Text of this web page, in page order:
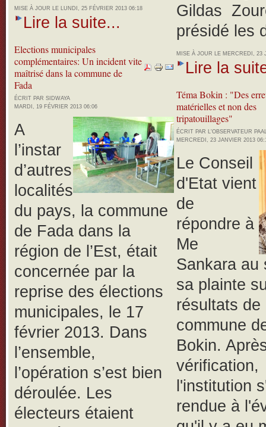
MISE À JOUR LE LUNDI, 25 FÉVRIER 2013 06:18
Lire la suite...
Elections municipales
complémentaires: Un incident vite
maîtrisé dans la commune de
Fada
ÉCRIT PAR SIDWAYA
MARDI, 19 FÉVRIER 2013 06:06
A
l’instar
d’autres
localités
du pays, la commune
de Fada dans la
région de l’Est, était
concernée par la
reprise des élections
municipales, le 17
février 2013. Dans
l’ensemble,
l’opération s’est bien
déroulée. Les
électeurs étaient
Gildas
présidé les
MISE À JOUR LE MERCREDI, 23
Lire la
Téma Bokin : "Des
matérielles et non des
tripatouillages"
ÉCRIT PAR L'OBSERVATEUR
MERCREDI, 23 JANVIER 2013
Le Conseil
d'Etat vient
de
répondre à
Me
Sankara au
sa plainte
résultats de
commune
Bokin.
vérification,
l'institution
rendue à